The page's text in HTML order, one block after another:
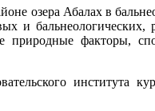
озера Абалах в
и
природные факторы,
института